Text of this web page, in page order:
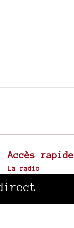
Accès rapide
La radio
Archives sonores